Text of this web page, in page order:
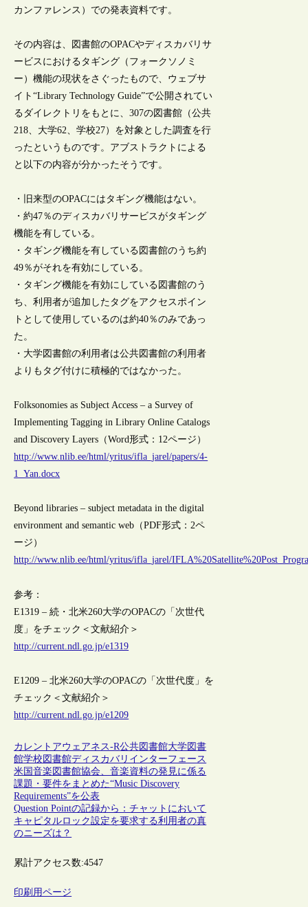
カンファレンス）での発表資料です。
その内容は、図書館のOPACやディスカバリサ
ービスにおけるタギング（フォークソノミ
ー）機能の現状をさぐったもので、ウェブサ
イト“Library Technology Guide”で公開されてい
るダイレクトリをもとに、307の図書館（公共
218、大学62、学校27）を対象とした調査を行
ったというものです。アブストラクトによる
と以下の内容が分かったそうです。
・旧来型のOPACにはタギング機能はない。
・約47％のディスカバリサービスがタギング
機能を有している。
・タギング機能を有している図書館のうち約
49％がそれを有効にしている。
・タギング機能を有効にしている図書館のう
ち、利用者が追加したタグをアクセスポイン
トとして使用しているのは約40％のみであっ
た。
・大学図書館の利用者は公共図書館の利用者
よりもタグ付けに積極的ではなかった。
Folksonomies as Subject Access – a Survey of
Implementing Tagging in Library Online Catalogs
and Discovery Layers（Word形式：12ページ）
http://www.nlib.ee/html/yritus/ifla_jarel/papers/4-
1_Yan.docx
Beyond libraries – subject metadata in the digital
environment and semantic web（PDF形式：2ペ
ージ）
http://www.nlib.ee/html/yritus/ifla_jarel/
参考：
E1319 – 続・北米260大学のOPACの「次世代
度」をチェック＜文献紹介＞
http://current.ndl.go.jp/e1319
E1209 – 北米260大学のOPACの「次世代度」を
チェック＜文献紹介＞
http://current.ndl.go.jp/e1209
カレントアウェアネス-R公共図書館大学図書
館学校図書館ディスカバリインターフェース
米国音楽図書館協会、音楽資料の発見に係る
課題・要件をまとめた“Music Discovery
Requirements”を公表
Question Pointの記録から：チャットにおいて
キャピタルロック設定を要求する利用者の真
のニーズは？
累計アクセス数:4547
印刷用ページ